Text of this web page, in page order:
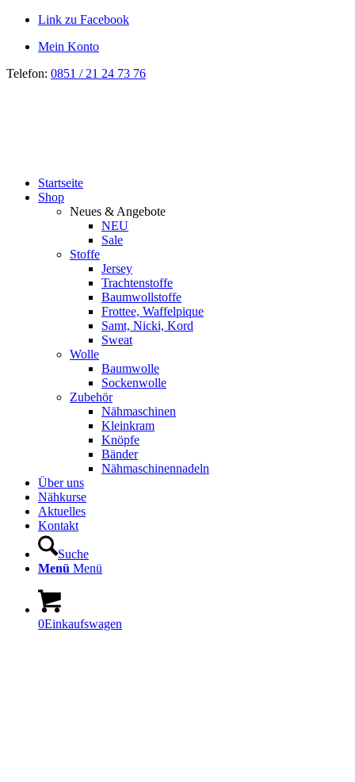
Link zu Facebook
Mein Konto
Telefon: 0851 / 21 24 73 76
Startseite
Shop
Neues & Angebote
NEU
Sale
Stoffe
Jersey
Trachtenstoffe
Baumwollstoffe
Frottee, Waffelpique
Samt, Nicki, Kord
Sweat
Wolle
Baumwolle
Sockenwolle
Zubehör
Nähmaschinen
Kleinkram
Knöpfe
Bänder
Nähmaschinennadeln
Über uns
Nähkurse
Aktuelles
Kontakt
Suche
Menü Menü
0Einkaufswagen